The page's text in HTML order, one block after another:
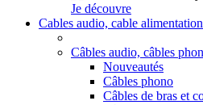
Je découvre
Cables audio, cable
Câbles audio, câbles
Nouveautés
Câbles phono
Câbles de bras et